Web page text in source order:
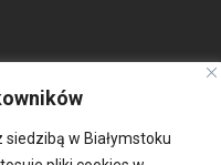
siedzibą w Białymstoku